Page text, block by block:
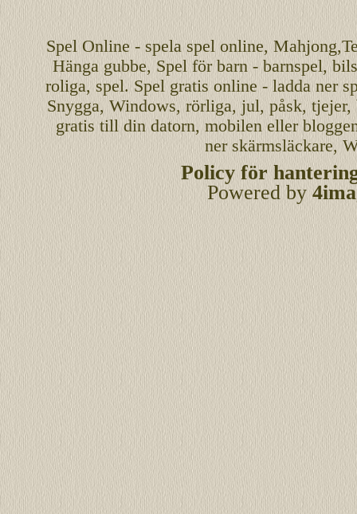
Spel Online- spela spel online, Mahjong
Hänga gubbe, Spel för barn - barnspel,
roliga,spel. Spel gratis online - ladda ner
Snygga, Windows, rörliga, jul, påsk, tjejer,
gratis till din datorn, mobilen eller
ner skärmsläckare,
Policy för
Powered by